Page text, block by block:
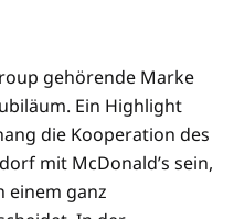
gehörende Marke
Ein Highlight
die Kooperation des
mit McDonald’s sein,
einem ganz